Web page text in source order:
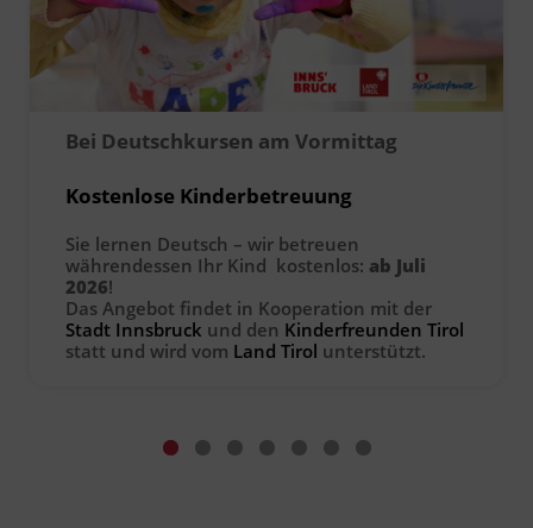
Ingenieurzertifizierung
Deutsch und Integration
Akademisches Studienzentrum
BFI Reutte
Bei Deutschkursen am Vormittag
Kostenlose Kinderbetreuung
Sie lernen Deutsch – wir betreuen
währendessen Ihr Kind kostenlos: ab Juli
2026!
Das Angebot findet in Kooperation mit der
Stadt Innsbruck und den Kinderfreunden Tirol
statt und wird vom Land Tirol unterstützt.